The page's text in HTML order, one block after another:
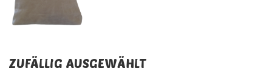
ZUFÄLLIG AUSGEWÄHLT